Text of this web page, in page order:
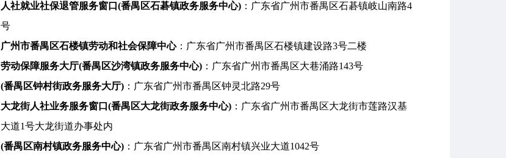
人社就业社保退管服务窗口(番禺区石碁镇政务服务中心) ：广东省广州市番禺区石碁镇岐山南路4
号
广州市番禺区石楼镇劳动和社会保障中心：广东省广州市番禺区石楼镇建设路3号二楼
劳动保障服务大厅(番禺区沙湾镇政务服务中心) ：广东省广州市番禺区大巷涌路143号
(番禺区钟村街政务服务大厅) ：广东省广州市番禺区钟灵北路29号
大龙街人社业务服务窗口(番禺区大龙街政务服务中心) ：广东省广州市番禺区大龙街市莲路汉基
大道1号大龙街道办事处内
(番禺区南村镇政务服务中心) ：广东省广州市番禺区南村镇兴业大道1042号